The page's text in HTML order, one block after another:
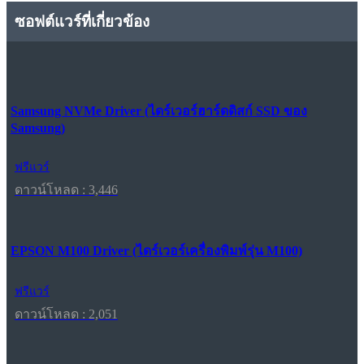
ซอฟต์แวร์ที่เกี่ยวข้อง
Samsung NVMe Driver (ไดร์เวอร์ฮาร์ดดิสก์ SSD ของ
Samsung)
ฟรีแวร์
ดาวน์โหลด : 3,446
EPSON M100 Driver (ไดร์เวอร์เครื่องพิมพ์รุ่น M100)
ฟรีแวร์
ดาวน์โหลด : 2,051